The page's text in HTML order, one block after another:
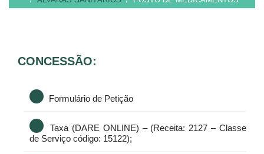
CONCESSÃO:
Formulário de Petição
Taxa (DARE ONLINE) – (Receita: 2127 – Classe
de Serviço código: 15122);